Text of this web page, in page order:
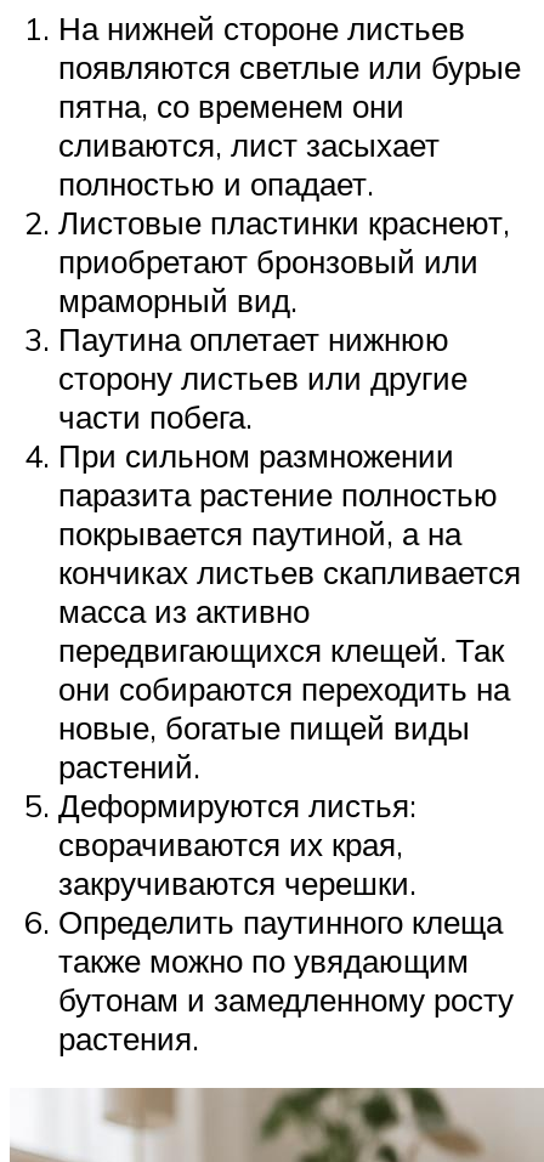
На нижней стороне листьев
появляются светлые или бурые
пятна, со временем они
сливаются, лист засыхает
полностью и опадает.
Листовые пластинки краснеют,
приобретают бронзовый или
мраморный вид.
Паутина оплетает нижнюю
сторону листьев или другие
части побега.
При сильном размножении
паразита растение полностью
покрывается паутиной, а на
кончиках листьев скапливается
масса из активно
передвигающихся клещей. Так
они собираются переходить на
новые, богатые пищей виды
растений.
Деформируются листья:
сворачиваются их края,
закручиваются черешки.
Определить паутинного клеща
также можно по увядающим
бутонам и замедленному росту
растения.